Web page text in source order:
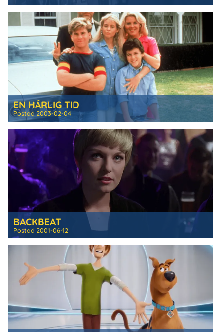
EN HÄRLIG TID
Postad2003-02-04
BACKBEAT
Postad 2001-06-12